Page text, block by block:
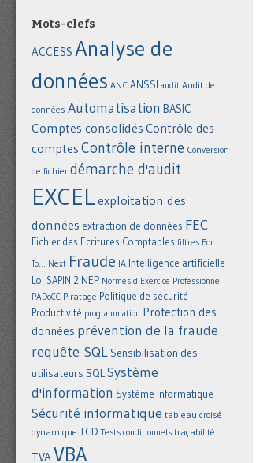
Mots-clefs
ACCESS Analyse de
données ANC ANSSI audit Audit de
données Automatisation BASIC
Comptes consolidés Contrôle des
comptes Contrôle interne Conversion
de fichier démarche d'audit
EXCEL exploitation des
données extraction de données FEC
Fichier des Ecritures Comptables filtres For...
To... Next Fraude IA Intelligence artificielle
Loi SAPIN 2 NEP Normes d'Exercice Professionnel
PADoCC Piratage Politique de sécurité
Productivité programmation Protection des
données prévention de la fraude
requête SQL Sensibilisation des
utilisateurs SQLSystème
d'information Système informatique
Sécurité informatique tableau croisé
dynamique TCD Tests conditionnels traçabilité
TVAVBA